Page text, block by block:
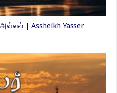
| Assheikh Yasser